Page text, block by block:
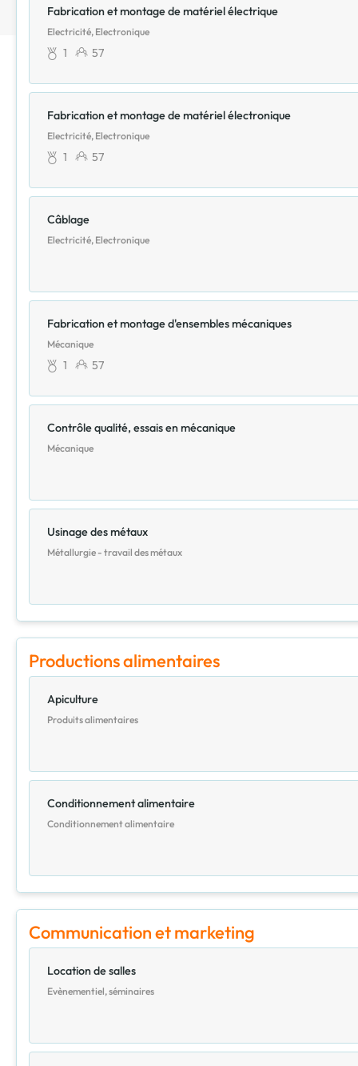
Fabrication et montage de matériel électrique
Electricité, Electronique
1 57
Fabrication et montage de matériel électronique
Electricité, Electronique
1 57
Câblage
Electricité, Electronique
Fabrication et montage d'ensembles mécaniques
Mécanique
1 57
Contrôle qualité, essais en mécanique
Mécanique
Usinage des métaux
Métallurgie - travail des métaux
Productions alimentaires
Apiculture
Produits alimentaires
Conditionnement alimentaire
Conditionnement alimentaire
Communication et marketing
Location de salles
Evènementiel, séminaires